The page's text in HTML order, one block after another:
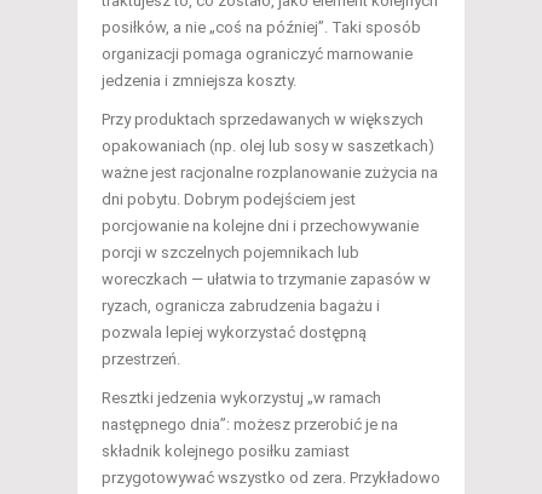
posiłków, a nie „coś na później”. Taki sposób
organizacji pomaga ograniczyć marnowanie
jedzenia i zmniejsza koszty.
Przy produktach sprzedawanych w większych
opakowaniach (np. olej lub sosy w saszetkach)
ważne jest racjonalne rozplanowanie zużycia na
dni pobytu. Dobrym podejściem jest
porcjowanie na kolejne dni i przechowywanie
porcji w szczelnych pojemnikach lub
woreczkach — ułatwia to trzymanie zapasów w
ryzach, ogranicza zabrudzenia bagażu i
pozwala lepiej wykorzystać dostępną
przestrzeń.
Resztki jedzenia wykorzystuj „w ramach
następnego dnia”: możesz przerobić je na
składnik kolejnego posiłku zamiast
przygotowywać wszystko od zera. Przykładowo